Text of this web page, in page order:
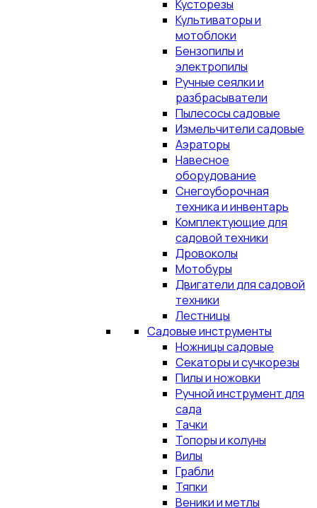
Кусторезы
Культиваторы и
мотоблоки
Бензопилы и
электропилы
Ручные сеялки и
разбрасыватели
Пылесосы садовые
Измельчители садовые
Аэраторы
Навесное
оборудование
Снегоуборочная
техника и инвентарь
Комплектующие для
садовой техники
Дровоколы
Мотобуры
Двигатели для садовой
техники
Лестницы
Садовые инструменты
Ножницы садовые
Секаторы и сучкорезы
Пилы и ножовки
Ручной инструмент для
сада
Тачки
Топоры и колуны
Вилы
Грабли
Тяпки
Веники и метлы